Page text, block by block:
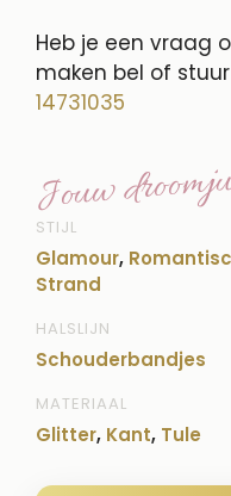
Heb je een vraag
maken bel of
14731035
Jouw
STIJL
Glamour,
Strand
HALSLIJN
Schouderbandjes
MATERIAAL
Glitter, Kant, Tule